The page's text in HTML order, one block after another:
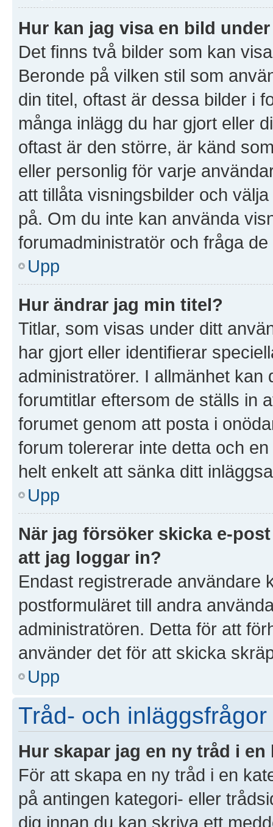
Hur kan jag visa en bild
Det finns två bilder som kan
Beronde på vilken stil som
din titel, oftast är dessa bilder i
många inlägg du har gjort eller
oftast är den större, är känd
eller personlig för varje
att tillåta visningsbilder och
på. Om du inte kan använda
forumadministratör och fråga
Upp
Hur ändrar jag min titel?
Titlar, som visas under ditt
har gjort eller identifierar
administratörer. I allmänhet
forumtitlar eftersom de ställs in
forumet genom att posta i
forum tolererar inte detta och
helt enkelt att sänka ditt
Upp
När jag försöker skicka e-
att jag loggar in?
Endast registrerade användare
postformuläret till andra
administratören. Detta för att
använder det för att skicka
Upp
Tråd- och inläggsfrågor
Hur skapar jag en ny tråd i en
För att skapa en ny tråd i en
på antingen kategori- eller
dig innan du kan skriva ett